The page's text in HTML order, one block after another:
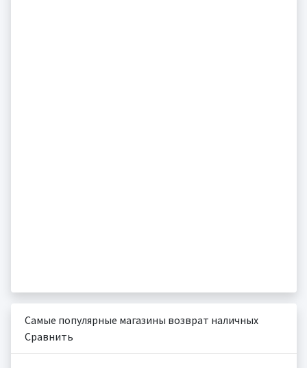
Самые популярные магазины возврат наличных
Сравнить